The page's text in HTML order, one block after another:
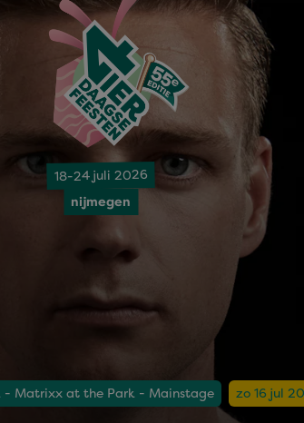
18-24 juli 2026
nijmegen
- Matrixx at the Park - Mainstage zo 16 jul